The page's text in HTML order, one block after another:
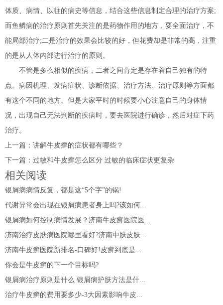
体质、病情、以往的病史等信息，结合这些信息制定合理的治疗方案;
而鱼鳞病的治疗原则首先关注的是药物作用的地方，要全面治疗，不
能局部治疗;二是治疗的效果会比较的好，但花费却是非常的高，注重
的是从人体内部进行治疗的原则。
不管是多么相似的疾病，二者之间肯定是存在着自己独有的特
点。病因机理、发病症状、诊断依据、治疗方法、治疗原则等方面都
有这个不同的地方。但是大家平时的时候要小心注意自己的身体情
况，出现自己无法判断的疾病时，要去医院进行确诊，然后对症下药
治疗。
上一篇： 讲解牛皮癣的症状都有哪些？
下一篇： 过敏和牛皮癣怎么区分 过敏的临床症状更复杂
相关阅读
银屑病病情反复，都是这“5个字”的锅!
代谢异常会出现在银屑病患者身上吗?该如何...
银屑病如何控制病情发展？济南牛皮癣医院医...
济南治疗皮肤病医院哪里看好?济南中肤皮肤...
济南牛皮癣医院新排名-口碑好!皮癣到底是...
你会是牛皮癣的下一个目标吗?
银屑病治疗原则是什么 银屑病护肤方法是什...
治疗牛皮癣的费用要多少-3大因素影响牛皮...